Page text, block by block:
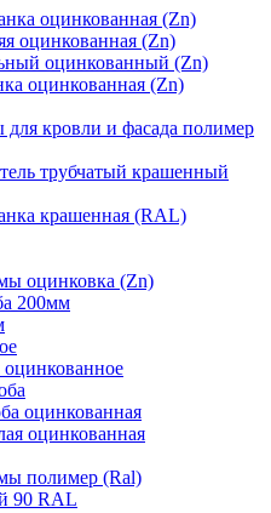
оцинкованная (Zn)
оцинкованная (Zn)
оцинкованный (Zn)
оцинкованная (Zn)
кровли и фасада полимер
трубчатый крашенный
крашенная (RAL)
оцинковка (Zn)
200мм
оцинкованная
оцинкованная
полимер (Ral)
90 RAL